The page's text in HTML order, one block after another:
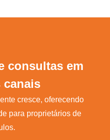
consultas em
canais
cresce, oferecendo
para proprietários de